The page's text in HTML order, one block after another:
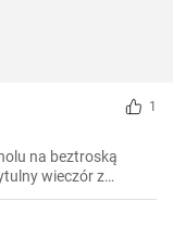
1
na beztroską
wieczór z
dodatkami, takimi
dla